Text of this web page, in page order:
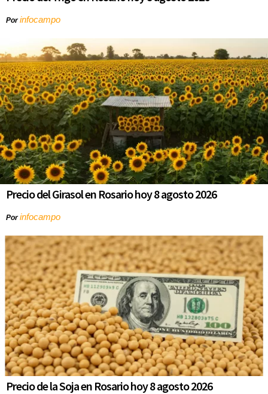
Porinfocampo
Precio del Girasol en Rosario hoy 8 agosto 2026
Porinfocampo
Precio de la Soja en Rosario hoy 8 agosto 2026